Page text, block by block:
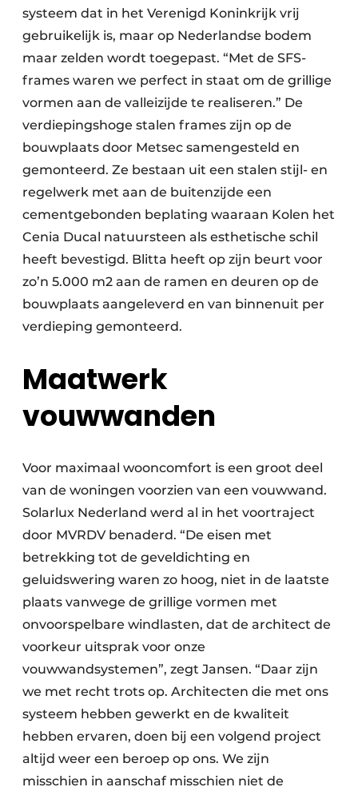
systeem dat in het Verenigd Koninkrijk vrij
gebruikelijk is, maar op Nederlandse bodem
maar zelden wordt toegepast. “Met de SFS-
frames waren we perfect in staat om de grillige
vormen aan de valleizijde te realiseren.” De
verdiepingshoge stalen frames zijn op de
bouwplaats door Metsec samengesteld en
gemonteerd. Ze bestaan uit een stalen stijl- en
regelwerk met aan de buitenzijde een
cementgebonden beplating waaraan Kolen het
Cenia Ducal natuursteen als esthetische schil
heeft bevestigd. Blitta heeft op zijn beurt voor
zo’n 5.000 m2 aan de ramen en deuren op de
bouwplaats aangeleverd en van binnenuit per
verdieping gemonteerd.
Maatwerk
vouwwanden
Voor maximaal wooncomfort is een groot deel
van de woningen voorzien van een vouwwand.
Solarlux Nederland werd al in het voortraject
door MVRDV benaderd. “De eisen met
betrekking tot de geveldichting en
geluidswering waren zo hoog, niet in de laatste
plaats vanwege de grillige vormen met
onvoorspelbare windlasten, dat de architect de
voorkeur uitsprak voor onze
vouwwandsystemen”, zegt Jansen. “Daar zijn
we met recht trots op. Architecten die met ons
systeem hebben gewerkt en de kwaliteit
hebben ervaren, doen bij een volgend project
altijd weer een beroep op ons. We zijn
misschien in aanschaf misschien niet de